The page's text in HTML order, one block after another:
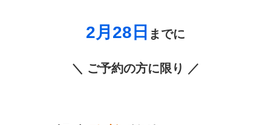
2月28 日 までに
＼ ご予約の方に限り ／